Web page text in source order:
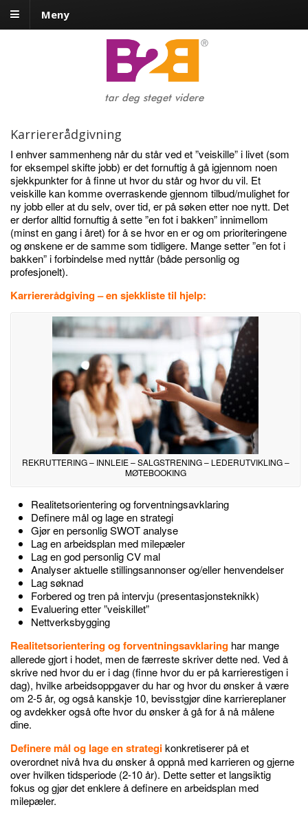
Meny
tar deg steget videre
Karriererådgivning
I enhver sammenheng når du står ved et ”veiskille” i livet (som
for eksempel skifte jobb) er det fornuftig å gå igjennom noen
sjekkpunkter for å finne ut hvor du står og hvor du vil. Et
veiskille kan komme overraskende gjennom tilbud/mulighet for
ny jobb eller at du selv, over tid, er på søken etter noe nytt. Det
er derfor alltid fornuftig å sette ”en fot i bakken” innimellom
(minst en gang i året) for å se hvor en er og om prioriteringene
og ønskene er de samme som tidligere. Mange setter ”en fot i
bakken” i forbindelse med nyttår (både personlig og
profesjonelt).
Karriererådgiving – en sjekkliste til hjelp:
REKRUTTERING – INNLEIE – SALGSTRENING – LEDERUTVIKLING –
MØTEBOOKING
Realitetsorientering og forventningsavklaring
Definere mål og lage en strategi
Gjør en personlig SWOT analyse
Lag en arbeidsplan med milepæler
Lag en god personlig CV mal
Analyser aktuelle stillingsannonser og/eller henvendelser
Lag søknad
Forbered og tren på intervju (presentasjonsteknikk)
Evaluering etter ”veiskillet”
Nettverksbygging
Realitetsorientering og forventningsavklaring har mange
allerede gjort i hodet, men de færreste skriver dette ned. Ved å
skrive ned hvor du er i dag (finne hvor du er på karrierestigen i
dag), hvilke arbeidsoppgaver du har og hvor du ønsker å være
om 2-5 år, og også kanskje 10, bevisstgjør dine karriereplaner
og avdekker også ofte hvor du ønsker å gå for å nå målene
dine.
Definere mål og lage en strategikonkretiserer på et
overordnet nivå hva du ønsker å oppnå med karrieren og gjerne
over hvilken tidsperiode (2-10 år). Dette setter et langsiktig
fokus og gjør det enklere å definere en arbeidsplan med
milepæler.